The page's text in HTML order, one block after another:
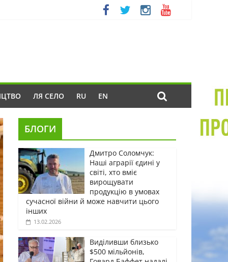
ЛЯ СЕЛО RU EN
БЛОГИ
Дмитро Соломчук:
Наші аграрії єдині у
світі, хто вміє
вирощувати
продукцію в умовах
сучасної війни й може навчити цього
інших
13.02.2026
Виділивши близько
$500 мільйонів,